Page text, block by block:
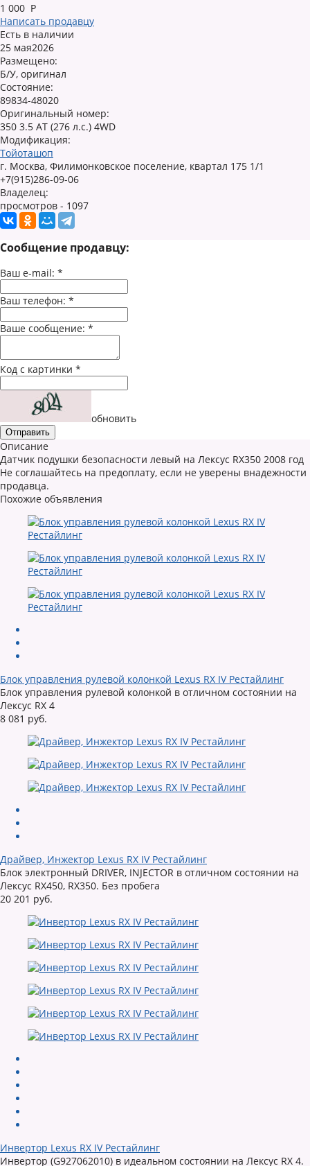
1 000 Р
Написать продавцу
Есть в наличии
25 мая2026
Размещено:
Б/У, оригинал
Состояние:
89834-48020
Оригинальный номер:
350 3.5 AT (276 л.с.) 4WD
Модификация:
Тойоташоп
г. Москва, Филимонковское поселение, квартал 175 1/1
+7(915)286-09-06
Владелец:
просмотров - 1097
Сообщение продавцу:
Ваш e-mail: *
Ваш телефон: *
Ваше сообщение: *
Код с картинки *
обновить
Описание
Датчик подушки безопасности левый на Лексус RX350 2008 год
Не соглашайтесь на предоплату, если не уверены внадежности
продавца.
Похожие объявления
Блок управления рулевой колонкой Lexus RX IV Рестайлинг
Блок управления рулевой колонкой в отличном состоянии на
Лексус RX 4
8 081 руб.
Драйвер, Инжектор Lexus RX IV Рестайлинг
Блок электронный DRIVER, INJECTOR в отличном состоянии на
Лексус RX450, RX350. Без пробега
20 201 руб.
Инвертор Lexus RX IV Рестайлинг
Инвертор (G927062010) в идеальном состоянии на Лексус RX 4.